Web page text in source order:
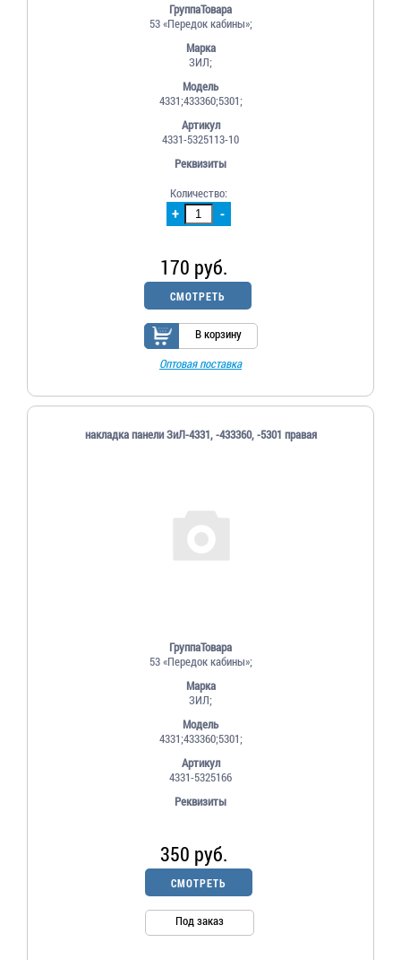
ГруппаТовара
53 «Передок кабины»;
Марка
ЗИЛ;
Модель
4331;433360;5301;
Артикул
4331-5325113-10
Реквизиты
+ -
Количество:
170 руб.
СМОТРЕТЬ
В корзину
Оптовая поставка
накладка панели ЗиЛ-4331, -433360, -5301 правая
ГруппаТовара
53 «Передок кабины»;
Марка
ЗИЛ;
Модель
4331;433360;5301;
Артикул
4331-5325166
Реквизиты
350 руб.
СМОТРЕТЬ
Под заказ